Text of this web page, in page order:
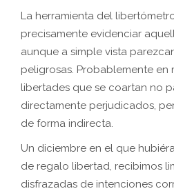
La herramienta del
precisamente evidenciar
aunque a simple vista
peligrosas. Probablemente en
libertades que se coartan no
directamente perjudicados,
de forma indirecta.
Un diciembre en el que
de regalo libertad, recibimos
disfrazadas de intenciones